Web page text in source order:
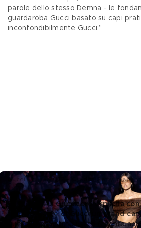
parole dello stesso Demna - le
guardaroba Gucci basato su capi
inconfondibilmente Gucci.”
Gucci Cruise 2027 – Credits Getty Images
Dall’altro lato Guccicore esplicita
tornare a fare di Gucci un brand
quel suffisso tanto usato (quanto